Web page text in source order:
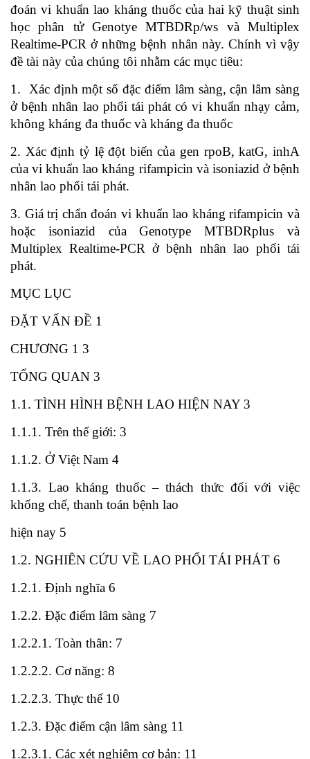
đoán vi khuẩn lao kháng thuốc của hai kỹ thuật sinh
học phân tử Genotye MTBDRp/ws và Multiplex
Realtime-PCR ở những bệnh nhân này. Chính vì vậy
đề tài này của chúng tôi nhằm các mục tiêu:
1. Xác định một số đặc điểm lâm sàng, cận lâm sàng
ở bệnh nhân lao phổi tái phát có vi khuẩn nhạy cảm,
không kháng đa thuốc và kháng đa thuốc
2. Xác định tỷ lệ đột biến của gen rpoB, katG, inhA
của vi khuẩn lao kháng rifampicin và isoniazid ở bệnh
nhân lao phổi tái phát.
3. Giá trị chẩn đoán vi khuẩn lao kháng rifampicin và
hoặc isoniazid của Genotype MTBDRplus và
Multiplex Realtime-PCR ở bệnh nhân lao phổi tái
phát.
MỤC LỤC
ĐẶT VẤN ĐỀ 1
CHƯƠNG 1 3
TỔNG QUAN 3
1.1. TÌNH HÌNH BỆNH LAO HIỆN NAY 3
1.1.1. Trên thế giới: 3
1.1.2. Ở Việt Nam 4
1.1.3. Lao kháng thuốc – thách thức đối với việc
khống chế, thanh toán bệnh lao
hiện nay 5
1.2. NGHIÊN CỨU VỀ LAO PHỔI TÁI PHÁT 6
1.2.1. Định nghĩa 6
1.2.2. Đặc điểm lâm sàng 7
1.2.2.1. Toàn thân: 7
1.2.2.2. Cơ năng: 8
1.2.2.3. Thực thể 10
1.2.3. Đặc điểm cận lâm sàng 11
1.2.3.1. Các xét nghiệm cơ bản: 11